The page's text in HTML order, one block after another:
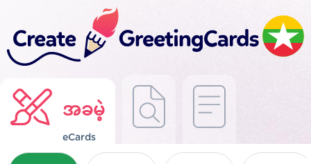
အခမဲ့
eCards